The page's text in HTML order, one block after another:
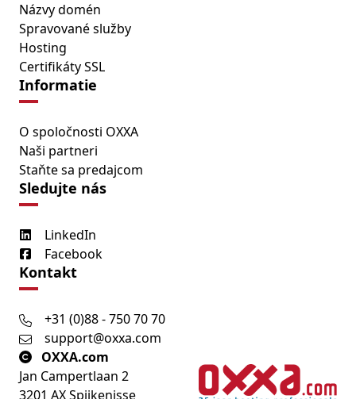
Názvy domén
Spravované služby
Hosting
Certifikáty SSL
Informatie
O spoločnosti OXXA
Naši partneri
Staňte sa predajcom
Sledujte nás
LinkedIn
Facebook
Kontakt
+31 (0)88 - 750 70 70
support@oxxa.com
OXXA.com
Jan Campertlaan 2
3201 AX Spijkenisse